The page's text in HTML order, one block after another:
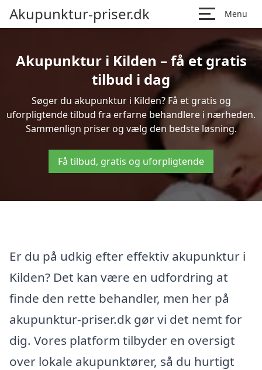
Akupunktur-priser.dk Menu
Akupunktur i Kilden – få et gratis
tilbud i dag
Søger du akupunktur i Kilden? Få et gratis og
uforpligtende tilbud fra erfarne behandlere i nærheden.
Sammenlign priser og vælg den bedste løsning.
Få tilbud, gratis og uforpligtende
Er du på udkig efter effektiv akupunktur i
Kilden? Det kan være en udfordring at
finde den rette behandler, men her på
akupunktur-priser.dk gør vi det nemt for
dig. Vores platform tilbyder en oversigt
over lokale akupunktører, så du hurtigt